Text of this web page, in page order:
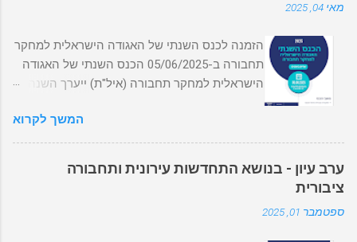
מאי 04, 2025
הזמנה לכנס השנתי של האגודה הישראלית למחקר
תחבורה ב-05/06/2025 הכנס השנתי של האגודה
הישראלית למחקר תחבורה (איל"ת) ייערך השנה
התוכנית המפורטת של הכנס ופרטי ההרשמה.
ההרשמה המוקדמת (והמוזלת!) תיסגר
להירשם! אל תחכו לרגע האחרון! מס' המקומות
קוד ה QR
המשך לקרוא
ערב עיון - בנושא התחדשות עירונית ותחבורה
ציבורית
ספטמבר 01, 2025